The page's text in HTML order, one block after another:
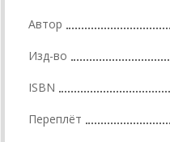
Автор
Изд-во
ISBN
Переплёт